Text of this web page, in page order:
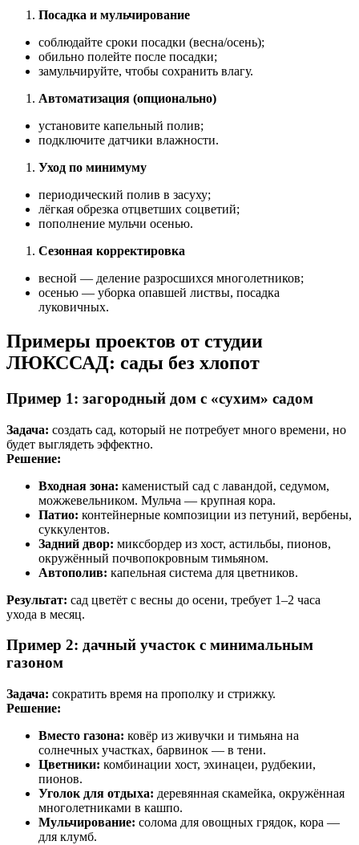
Посадка и мульчирование
соблюдайте сроки посадки (весна/осень);
обильно полейте после посадки;
замульчируйте, чтобы сохранить влагу.
Автоматизация (опционально)
установите капельный полив;
подключите датчики влажности.
Уход по минимуму
периодический полив в засуху;
лёгкая обрезка отцветших соцветий;
пополнение мульчи осенью.
Сезонная корректировка
весной — деление разросшихся многолетников;
осенью — уборка опавшей листвы, посадка
луковичных.
Примеры проектов от студии
ЛЮКССАД: сады без хлопот
Пример 1: загородный дом с «сухим» садом
Задача: создать сад, который не потребует много времени, но
будет выглядеть эффектно.
Решение:
Входная зона: каменистый сад с лавандой, седумом,
можжевельником. Мульча — крупная кора.
Патио: контейнерные композиции из петуний, вербены,
суккулентов.
Задний двор: миксбордер из хост, астильбы, пионов,
окружённый почвопокровным тимьяном.
Автополив: капельная система для цветников.
Результат: сад цветёт с весны до осени, требует 1–2 часа
ухода в месяц.
Пример 2: дачный участок с минимальным
газоном
Задача: сократить время на прополку и стрижку.
Решение:
Вместо газона: ковёр из живучки и тимьяна на
солнечных участках, барвинок — в тени.
Цветники: комбинации хост, эхинацеи, рудбекии,
пионов.
Уголок для отдыха: деревянная скамейка, окружённая
многолетниками в кашпо.
Мульчирование: солома для овощных грядок, кора —
для клумб.